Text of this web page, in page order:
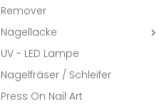
Remover
Nagellacke

UV - LED Lampe
Nagelfräser / Schleifer
Press On Nail Art